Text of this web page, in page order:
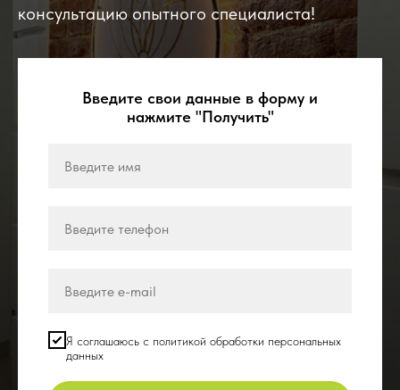
консультацию опытного специалиста!
Введите свои данные в форму и
нажмите "Получить"
Я соглашаюсь с политикой обработки персональных
данных